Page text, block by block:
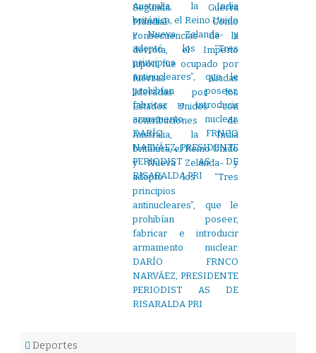
Segunda Guerra
Mundial. Como
consecuencias de la
derrota, el Imperio
nipón fue ocupado por
fuerzas aliadas
lideradas por los
Estados Unidos -con
contribuciones de
Australia, la India
británica, el Reino Unido
y Nueva Zelanda- y
adoptó los “Tres
principios
antinucleares”, que le
prohibían poseer,
fabricar e introducir
armamento nuclear.
DARÍO FRNCO
NARVÁEZ, PRESIDENTE
PERIODIST AS DE
RISARALDA PRI
Deportes